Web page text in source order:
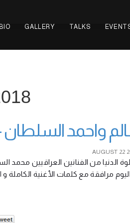
BIO GALLERY TALKS
واحمد السلطان –
AUGUST 22
الدنيا من الفنانين العراقيين
مرافقة مع كلمات الأغنية الكاملة